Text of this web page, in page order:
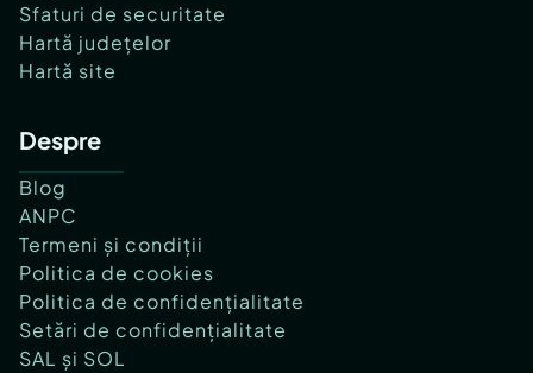
Sfaturi de securitate
Hartă județelor
Hartă site
Despre
Blog
ANPC
Termeni și condiții
Politica de cookies
Politica de confidențialitate
Setări de confidențialitate
SAL și SOL